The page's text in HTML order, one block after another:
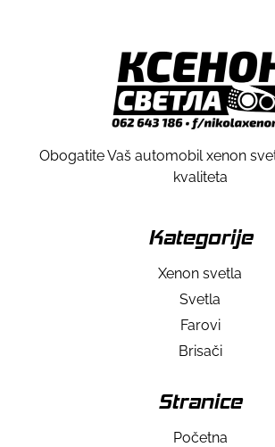
Obogatite Vaš automobil xenon
kvaliteta
Kategorije
Xenon svetla
Svetla
Farovi
Brisači
Stranice
Početna